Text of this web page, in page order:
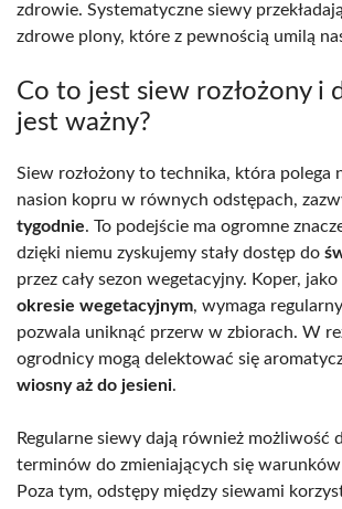
zdrowie. Systematyczne siewy
zdrowe plony, które z pewnością umilą
Co to jest siew rozłożony i
jest ważny?
Siew rozłożony to technika, która polega
nasion kopru w równych odstępach,
tygodnie. To podejście ma ogromne
dzięki niemu zyskujemy stały dostęp do
przez cały sezon wegetacyjny. Koper,
okresie wegetacyjnym, wymaga
pozwala uniknąć przerw w zbiorach. W
ogrodnicy mogą delektować się
wiosny aż do jesieni.
Regularne siewy dają również możliwość
terminów do zmieniających się
Poza tym, odstępy między siewami